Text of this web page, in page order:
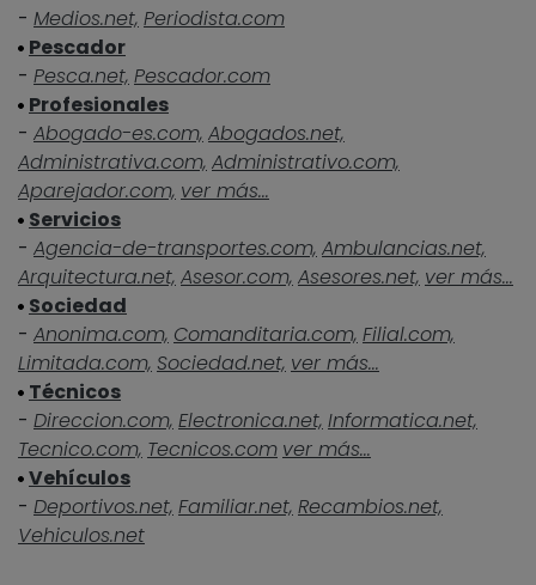
- Medios.net, Periodista.com
Pescador
- Pesca.net, Pescador.com
Profesionales
- Abogado-es.com, Abogados.net,
Administrativa.com, Administrativo.com,
Aparejador.com, ver más...
Servicios
- Agencia-de-transportes.com, Ambulancias.net,
Arquitectura.net, Asesor.com, Asesores.net, ver más...
Sociedad
- Anonima.com, Comanditaria.com, Filial.com,
Limitada.com, Sociedad.net, ver más...
Técnicos
- Direccion.com, Electronica.net, Informatica.net,
Tecnico.com, Tecnicos.com ver más...
Vehículos
- Deportivos.net, Familiar.net, Recambios.net,
Vehiculos.net